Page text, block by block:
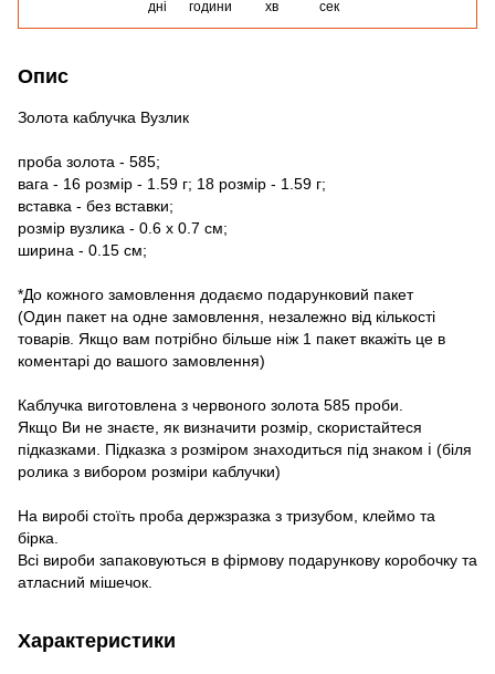
дні години хв сек
Опис
Золота каблучка Вузлик
проба золота - 585;
вага - 16 розмір - 1.59 г; 18 розмір - 1.59 г;
вставка - без вставки;
розмір вузлика - 0.6 х 0.7 см;
ширина - 0.15 см;
*До кожного замовлення додаємо подарунковий пакет
(Один пакет на одне замовлення, незалежно від кількості
товарів. Якщо вам потрібно більше ніж 1 пакет вкажіть це в
коментарі до вашого замовлення)
Каблучка виготовлена з червоного золота 585 проби.
Якщо Ви не знаєте, як визначити розмір, скористайтеся
підказками. Підказка з розміром знаходиться під знаком ℹ (біля
ролика з вибором розміри каблучки)
На виробі стоїть проба держзразка з тризубом, клеймо та
бірка.
Всі вироби запаковуються в фірмову подарункову коробочку та
атласний мішечок.
Характеристики